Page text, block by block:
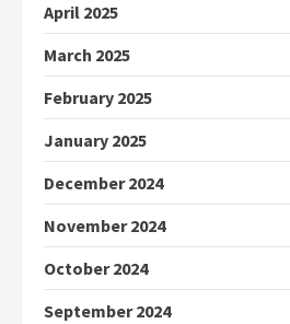
April 2025
March 2025
February 2025
January 2025
December 2024
November 2024
October 2024
September 2024